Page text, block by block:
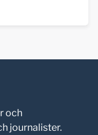
och
journalister.